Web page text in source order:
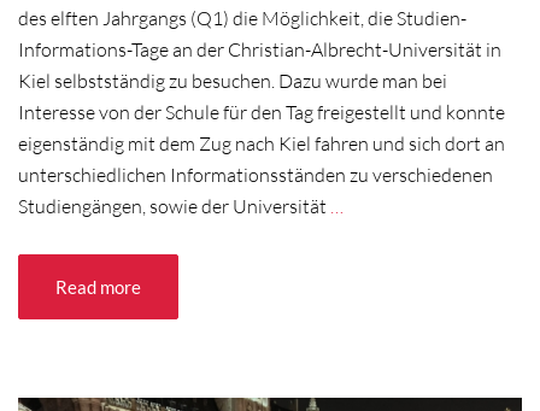
des elften Jahrgangs (Q1) die Möglichkeit, die Studien-
Informations-Tage an der Christian-Albrecht-Universität in
Kiel selbstständig zu besuchen. Dazu wurde man bei
Interesse von der Schule für den Tag freigestellt und konnte
eigenständig mit dem Zug nach Kiel fahren und sich dort an
unterschiedlichen Informationsständen zu verschiedenen
Studiengängen, sowie der Universität
Read more